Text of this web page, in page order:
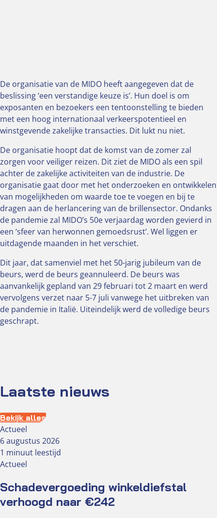
De organisatie van de MIDO heeft aangegeven dat de
beslissing ‘een verstandige keuze is’. Hun doel is om
exposanten en bezoekers een tentoonstelling te bieden
met een hoog internationaal verkeerspotentieel en
winstgevende zakelijke transacties. Dit lukt nu niet.
De organisatie hoopt dat de komst van de zomer zal
zorgen voor veiliger reizen. Dit ziet de MIDO als een spil
achter de zakelijke activiteiten van de industrie. De
organisatie gaat door met het onderzoeken en ontwikkelen
van mogelijkheden om waarde toe te voegen en bij te
dragen aan de herlancering van de brillensector. Ondanks
de pandemie zal MIDO’s 50e verjaardag worden gevierd in
een ‘sfeer van herwonnen gemoedsrust’. Wel liggen er
uitdagende maanden in het verschiet.
Dit jaar, dat samenviel met het 50-jarig jubileum van de
beurs, werd de beurs geannuleerd. De beurs was
aanvankelijk gepland van 29 februari tot 2 maart en werd
vervolgens verzet naar 5-7 juli vanwege het uitbreken van
de pandemie in Italië. Uiteindelijk werd de volledige beurs
geschrapt.
Laatste nieuws
Bekijk alles
Actueel
6 augustus 2026
1 minuut leestijd
Actueel
Schadevergoeding winkeldiefstal
verhoogd naar €242